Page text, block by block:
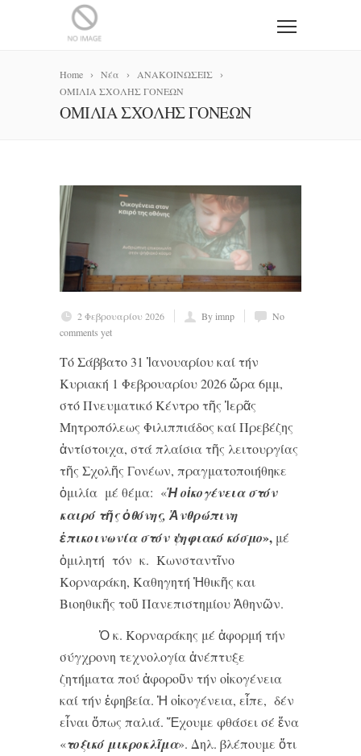
Home Νέα
ΑΝΑΚΟΙΝΩΣΕΙΣ
ΟΜΙΛΙΑ ΣΧΟΛΗΣ ΓΟΝΕΩΝ
ΟΜΙΛΙΑ ΣΧΟΛΗΣ ΓΟΝΕΩΝ
2 Φεβρουαρίου 2026 By imnp
No
comments yet
Τό Σάββατο 31 Ἰανουαρίου καί τήν
Κυριακή 1 Φεβρουαρίου 2026 ὥρα 6μμ,
στό Πνευματικό Κέντρο τῆς Ἱερᾶς
Μητροπόλεως Φιλιππιάδος καί Πρεβέζης
ἀντίστοιχα, στά πλαίσια τῆς λειτουργίας
τῆς Σχολῆς Γονέων, πραγματοποιήθηκε
ὁμιλία μέ θέμα: «Ἡ οἰκογένεια στόν
καιρό τῆς ὀθόνης, Ἀνθρώπινη
ἐπικοινωνία στόν ψηφιακό κόσμο», μέ
ὁμιλητή τόν κ. Κωνσταντῖνο
Κορναράκη, Καθηγητή Ἠθικῆς και
Βιοηθικῆς τοῦ Πανεπιστημίου Ἀθηνῶν.
Ὁ κ. Κορναράκης μέ ἀφορμή τήν
σύγχρονη τεχνολογία ἀνέπτυξε
ζητήματα πού ἀφοροῦν τήν οἰκογένεια
καί τήν ἐφηβεία. Ἡ οἰκογένεια, εἶπε, δέν
εἶναι ὅπως παλιά. Ἔχουμε φθάσει σέ ἕνα
«τοξικό μικροκλῖμα». Δηλ. βλέπουμε ὅτι